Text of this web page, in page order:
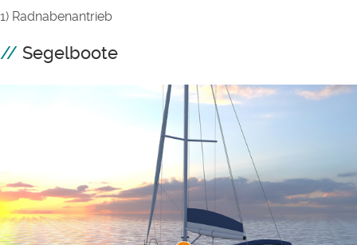
1) Radnabenantrieb
Segelboote